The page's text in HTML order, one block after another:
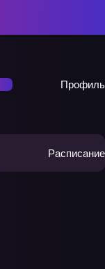
Профиль
Расписание